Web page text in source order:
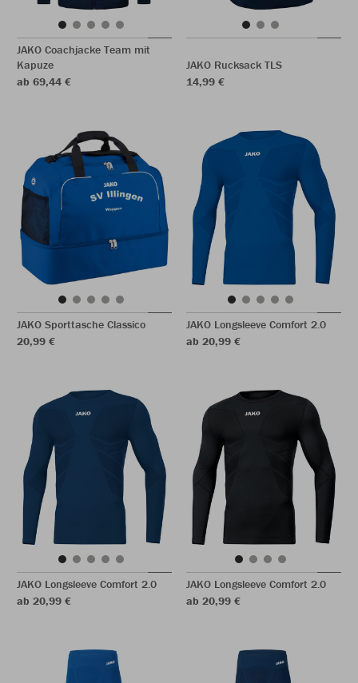
JAKO Coachjacke Team mit
Kapuze
ab 69,44 €
JAKO Rucksack TLS
14,99 €
JAKO Sporttasche Classico
20,99 €
JAKO Longsleeve Comfort 2.0
ab 20,99 €
JAKO Longsleeve Comfort 2.0
ab 20,99 €
JAKO Longsleeve Comfort 2.0
ab 20,99 €